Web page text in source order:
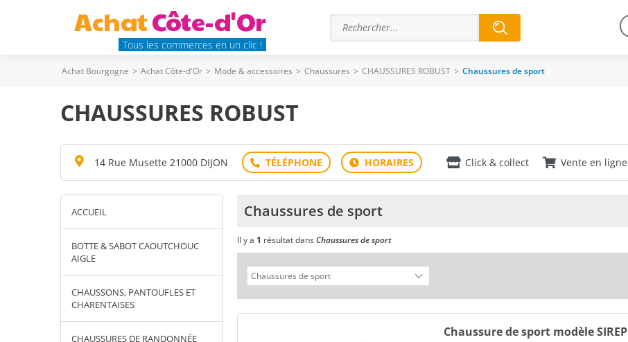
AchatCôte-d'Or
Tous les commerces en un clic !
Achat Bourgogne > Achat Côte-d'Or > Mode & accessoires > Chaussures > CHAUSSURES ROBUST > Chaussures de sport
CHAUSSURES ROBUST
14 Rue Musette 21000 DIJON Click & collect Vente en ligne
ACCUEIL
BOTTE & SABOT CAOUTCHOUC
AIGLE
CHAUSSONS, PANTOUFLES ET
CHARENTAISES
CHAUSSURES DE RANDONNÉE
Chaussures de sport
Il y a 1 résultat dansChaussures de sport
Chaussure de sport modèle SIREP